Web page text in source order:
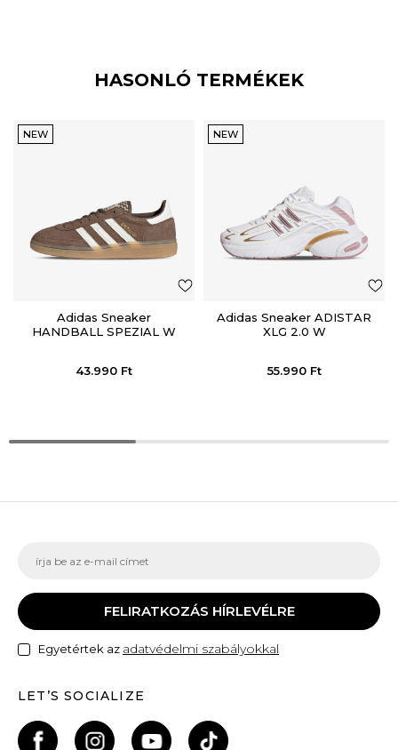
HASONLÓ TERMÉKEK
NEW
Adidas Sneaker
HANDBALL SPEZIAL W
43.990 Ft
NEW
Adidas Sneaker ADISTAR
XLG 2.0 W
55.990 Ft
FELIRATKOZÁS HÍRLEVÉLRE
Egyetértek az adatvédelmi szabályokkal
LET’S SOCIALIZE